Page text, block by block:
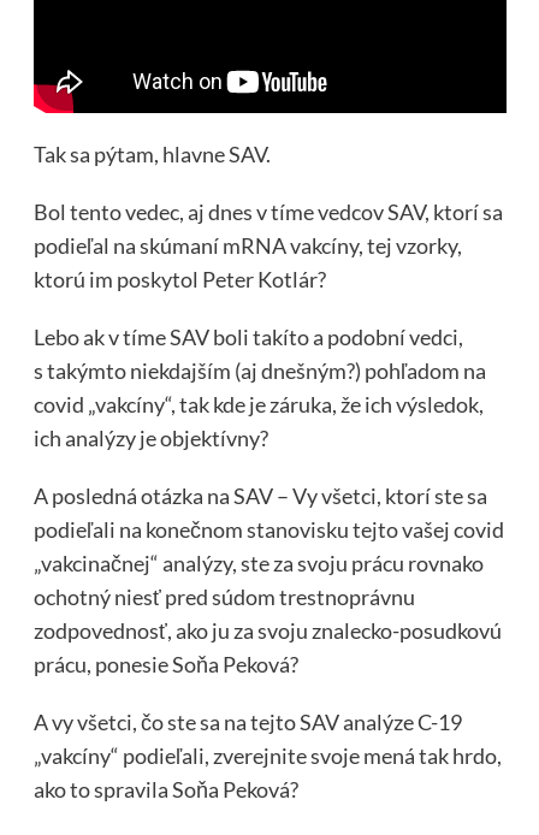
Tak sa pýtam, hlavne SAV.
Bol tento vedec, aj dnes v tíme vedcov SAV, ktorí sa
podieľal na skúmaní mRNA vakcíny, tej vzorky,
ktorú im poskytol Peter Kotlár?
Lebo ak v tíme SAV boli takíto a podobní vedci,
s takýmto niekdajším (aj dnešným?) pohľadom na
covid „vakcíny“, tak kde je záruka, že ich výsledok,
ich analýzy je objektívny?
A posledná otázka na SAV – Vy všetci, ktorí ste sa
podieľali na konečnom stanovisku tejto vašej covid
„vakcinačnej“ analýzy, ste za svoju prácu rovnako
ochotný niesť pred súdom trestnoprávnu
zodpovednosť, ako ju za svoju znalecko-posudkovú
prácu, ponesie Soňa Peková?
A vy všetci, čo ste sa na tejto SAV analýze C-19
„vakcíny“ podieľali, zverejnite svoje mená tak hrdo,
ako to spravila Soňa Peková?